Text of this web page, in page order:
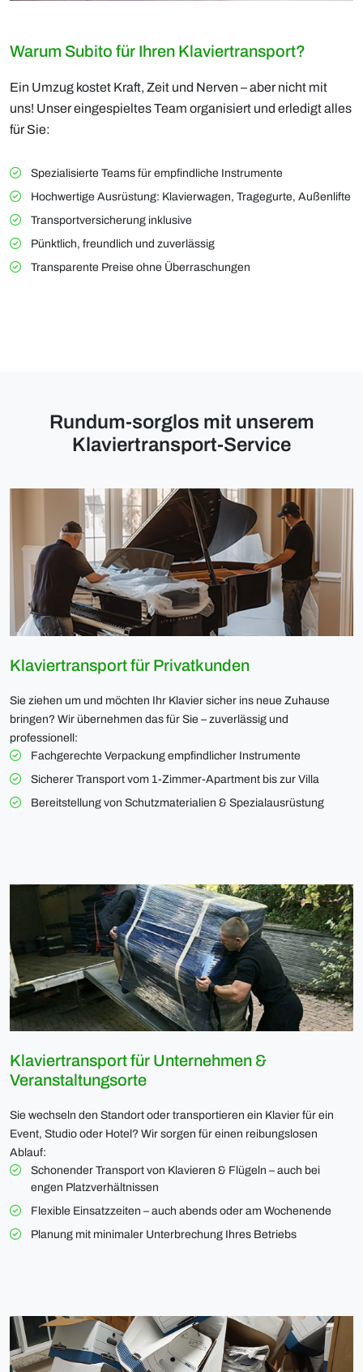
Warum Subito für Ihren Klaviertransport?
Ein Umzug kostet Kraft, Zeit und Nerven – aber nicht mit
uns! Unser eingespieltes Team organisiert und erledigt alles
für Sie:
Spezialisierte Teams für empfindliche Instrumente
Hochwertige Ausrüstung: Klavierwagen, Tragegurte, Außenlifte
Transportversicherung inklusive
Pünktlich, freundlich und zuverlässig
Transparente Preise ohne Überraschungen
Rundum-sorglos mit unserem
Klaviertransport-Service
Klaviertransport für Privatkunden
Sie ziehen um und möchten Ihr Klavier sicher ins neue Zuhause
bringen? Wir übernehmen das für Sie – zuverlässig und
professionell:
Fachgerechte Verpackung empfindlicher Instrumente
Sicherer Transport vom 1-Zimmer-Apartment bis zur Villa
Bereitstellung von Schutzmaterialien & Spezialausrüstung
Klaviertransport für Unternehmen &
Veranstaltungsorte
Sie wechseln den Standort oder transportieren ein Klavier für ein
Event, Studio oder Hotel? Wir sorgen für einen reibungslosen
Ablauf:
Schonender Transport von Klavieren & Flügeln – auch bei
engen Platzverhältnissen
Flexible Einsatzzeiten – auch abends oder am Wochenende
Planung mit minimaler Unterbrechung Ihres Betriebs